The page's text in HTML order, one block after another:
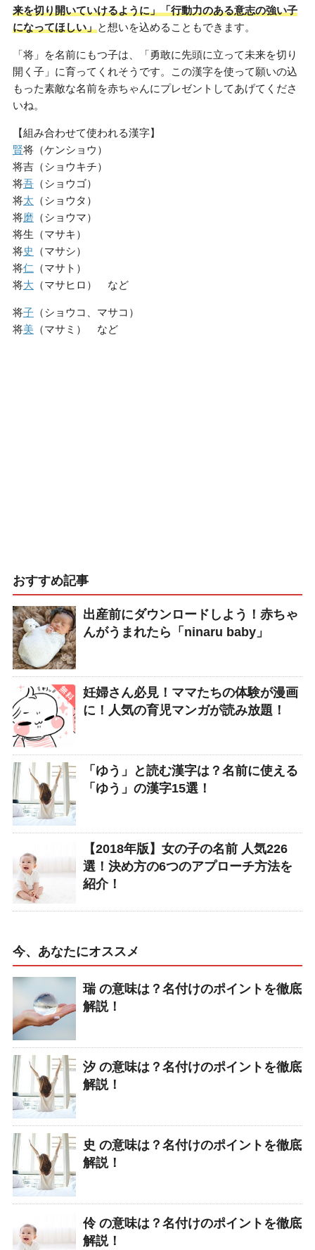
来を切り開いていけるように」「行動力のある意志の強い子
になってほしい」と想いを込めることもできます。
「将」を名前にもつ子は、「勇敢に先頭に立って未来を切り
開く子」に育ってくれそうです。この漢字を使って願いの込
もった素敵な名前を赤ちゃんにプレゼントしてあげてくださ
いね。
【組み合わせて使われる漢字】
賢将（ケンショウ）
将吉（ショウキチ）
将吾（ショウゴ）
将太 （ショウタ）
将磨 （ショウマ）
将生（マサキ）
将史
（マサシ）
将仁 （マサト）
将大 （マサヒロ） など
将子（ショウコ、マサコ）
将美 （マサミ） など
おすすめ記事
出産前にダウンロードしよう！赤ちゃ
んがうまれたら「ninaru baby」
妊婦さん必見！ママたちの体験が漫画
に！人気の育児マンガが読み放題！
「ゆう」と読む漢字は？名前に使える
「ゆう」の漢字15選！
【2018年版】女の子の名前 人気226
選！決め方の6つのアプローチ方法を
紹介！
今、あなたにオススメ
瑞 の意味は？名付けのポイントを徹底
解説！
汐 の意味は？名付けのポイントを徹底
解説！
史 の意味は？名付けのポイントを徹底
解説！
伶 の意味は？名付けのポイントを徹底
解説！